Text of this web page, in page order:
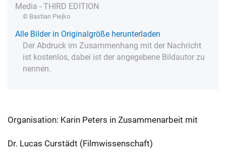
Media - THIRD EDITION
© Bastian Piejko
Alle Bilder in Originalgröße herunterladen
Der Abdruck im Zusammenhang mit der Nachricht
ist kostenlos, dabei ist der angegebene Bildautor zu
nennen.
Organisation: Karin Peters in Zusammenarbeit mit
Dr. Lucas Curstädt (Filmwissenschaft)